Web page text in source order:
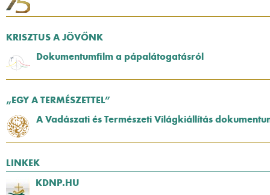
KRISZTUS A JÖVŐNK
Dokumentumfilm a pápalátogatásról
„EGY A TERMÉSZETTEL”
A Vadászati és Természeti Világkiállítás
LINKEK
KDNP.HU